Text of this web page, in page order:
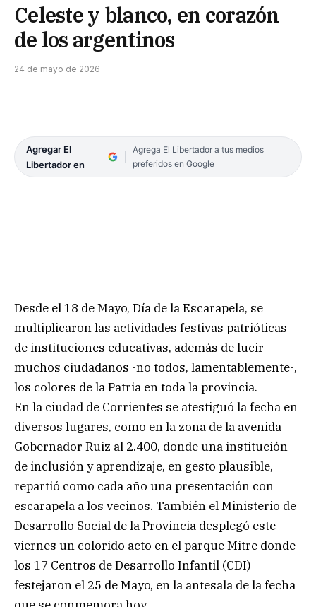
Celeste y blanco, en corazón
de los argentinos
24 de mayo de 2026
Agregar El
Libertador en
Agrega El Libertador a tus medios
preferidos en Google
Desde el 18 de Mayo, Día de la Escarapela, se
multiplicaron las actividades festivas patrióticas
de instituciones educativas, además de lucir
muchos ciudadanos -no todos, lamentablemente-,
los colores de la Patria en toda la provincia.
En la ciudad de Corrientes se atestiguó la fecha en
diversos lugares, como en la zona de la avenida
Gobernador Ruiz al 2.400, donde una institución
de inclusión y aprendizaje, en gesto plausible,
repartió como cada año una presentación con
escarapela a los vecinos. También el Ministerio de
Desarrollo Social de la Provincia desplegó este
viernes un colorido acto en el parque Mitre donde
los 17 Centros de Desarrollo Infantil (CDI)
festejaron el 25 de Mayo, en la antesala de la fecha